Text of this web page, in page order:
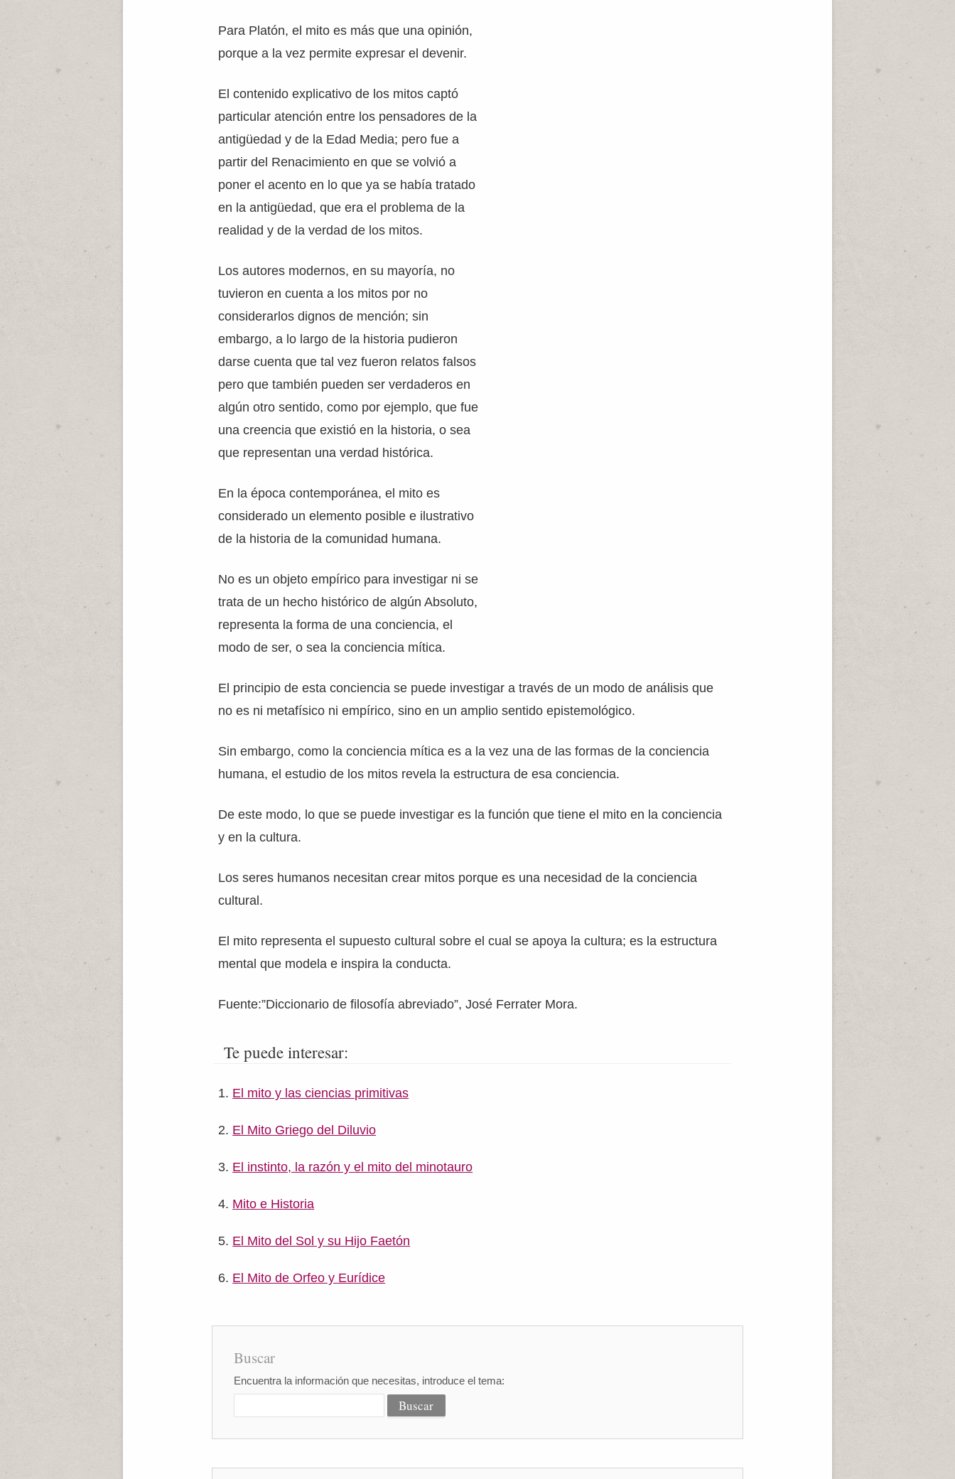
Para Platón, el mito es más que una opinión,
porque a la vez permite expresar el devenir.
El contenido explicativo de los mitos captó
particular atención entre los pensadores de la
antigüedad y de la Edad Media; pero fue a
partir del Renacimiento en que se volvió a
poner el acento en lo que ya se había tratado
en la antigüedad, que era el problema de la
realidad y de la verdad de los mitos.
Los autores modernos, en su mayoría, no
tuvieron en cuenta a los mitos por no
considerarlos dignos de mención; sin
embargo, a lo largo de la historia pudieron
darse cuenta que tal vez fueron relatos falsos
pero que también pueden ser verdaderos en
algún otro sentido, como por ejemplo, que fue
una creencia que existió en la historia, o sea
que representan una verdad histórica.
En la época contemporánea, el mito es
considerado un elemento posible e ilustrativo
de la historia de la comunidad humana.
No es un objeto empírico para investigar ni se
trata de un hecho histórico de algún Absoluto,
representa la forma de una conciencia, el
modo de ser, o sea la conciencia mítica.
El principio de esta conciencia se puede investigar a través de un modo de análisis que
no es ni metafísico ni empírico, sino en un amplio sentido epistemológico.
Sin embargo, como la conciencia mítica es a la vez una de las formas de la conciencia
humana, el estudio de los mitos revela la estructura de esa conciencia.
De este modo, lo que se puede investigar es la función que tiene el mito en la conciencia
y en la cultura.
Los seres humanos necesitan crear mitos porque es una necesidad de la conciencia
cultural.
El mito representa el supuesto cultural sobre el cual se apoya la cultura; es la estructura
mental que modela e inspira la conducta.
Fuente:”Diccionario de filosofía abreviado”, José Ferrater Mora.
Te puede interesar:
El mito y las ciencias primitivas
El Mito Griego del Diluvio
El instinto, la razón y el mito del minotauro
Mito e Historia
El Mito del Sol y su Hijo Faetón
El Mito de Orfeo y Eurídice
Buscar
Encuentra la información que necesitas, introduce el tema: